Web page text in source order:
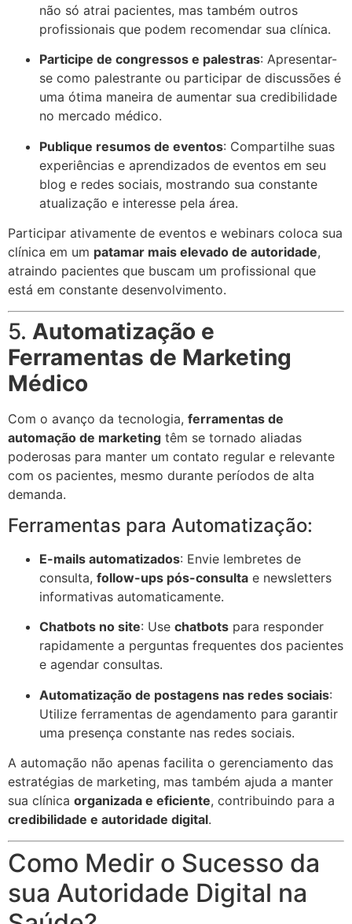
não só atrai pacientes, mas também outros
profissionais que podem recomendar sua clínica.
Participe de congressos e palestras: Apresentar-
se como palestrante ou participar de discussões é
uma ótima maneira de aumentar sua credibilidade
no mercado médico.
Publique resumos de eventos: Compartilhe suas
experiências e aprendizados de eventos em seu
blog e redes sociais, mostrando sua constante
atualização e interesse pela área.
Participar ativamente de eventos e webinars coloca sua
clínica em um patamar mais elevado de autoridade,
atraindo pacientes que buscam um profissional que
está em constante desenvolvimento.
5. Automatização e
Ferramentas de Marketing
Médico
Com o avanço da tecnologia, ferramentas de
automação de marketing têm se tornado aliadas
poderosas para manter um contato regular e relevante
com os pacientes, mesmo durante períodos de alta
demanda.
Ferramentas para Automatização:
E-mails automatizados: Envie lembretes de
consulta, follow-ups pós-consulta e newsletters
informativas automaticamente.
Chatbots no site: Use chatbots para responder
rapidamente a perguntas frequentes dos pacientes
e agendar consultas.
Automatização de postagens nas redes sociais:
Utilize ferramentas de agendamento para garantir
uma presença constante nas redes sociais.
A automação não apenas facilita o gerenciamento das
estratégias de marketing, mas também ajuda a manter
sua clínica organizada e eficiente, contribuindo para a
credibilidade e autoridade digital.
Como Medir o Sucesso da
sua Autoridade Digital na